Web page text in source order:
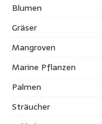
Blumen
Gräser
Mangroven
Marine Pflanzen
Palmen
Sträucher